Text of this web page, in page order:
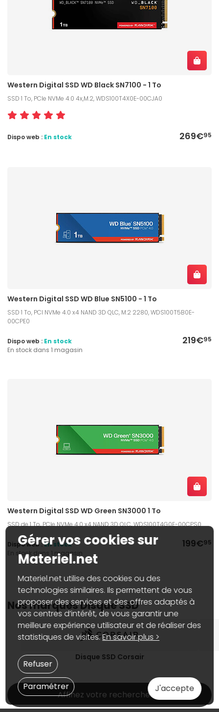
Western Digital SSD WD Black SN7100 - 1 To
SSD 1 To, PCIe NVMe 4.0 4x,M.2, WDS100T4X0E-00CJA0
269€95
Dispo web : En stock
Western Digital SSD WD Blue SN5100 - 1 To
SSD 1 To, PCI NVMe 4.0 x4 NAND 3D QLC, M.2 2280, WDS100T5B0E-
00CPE0
219€95
Dispo web : En stock
En stock dans 1 magasin
Western Digital SSD WD Green SN3000 1 To
SSD de 1 To, PCIe NVMe 4.0 x4 NAND 3D QLC, WDS100T4G0E-00CPS0
199€95
Dispo web :En stock
En stock dans 1 magasin
Nos marques Disque SSD
Disque SSD Corsair
Affinez votre recherche
Gérer vos cookies sur
Materiel.net
Materiel.net utilise des cookies ou des
technologies similaires. Ils permettent de vous
proposer des services et des offres adaptés à
vos centres d’intérêt, de vous garantir une
meilleure expérience utilisateur et de réaliser des
statistiques de visites.En savoir plus >
J'accepte
Paramétrer
Refuser